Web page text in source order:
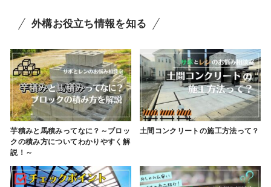
外構お役立ち情報を知る
芋積みと馬積みってなに？～ブロッ
クの積み方についてわかりやすく解
説！～
土間コンクリートの施工方法って？